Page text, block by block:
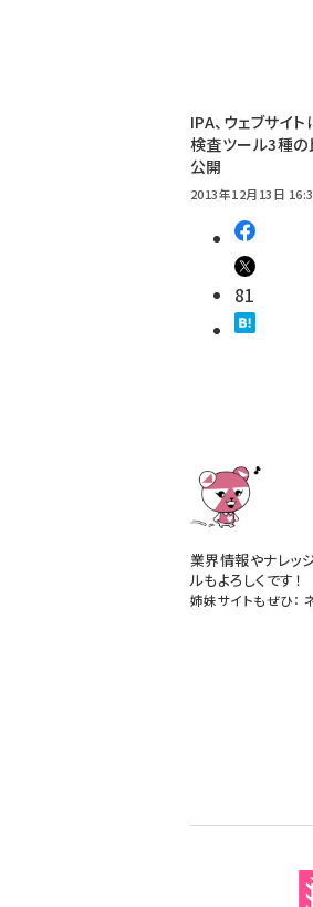
IPA、ウェブサイ
検査ツール3種の
公開
2013年12月13日
81
業界情報やナレッ
ルもよろしくです！
姉妹サイトもぜひ：